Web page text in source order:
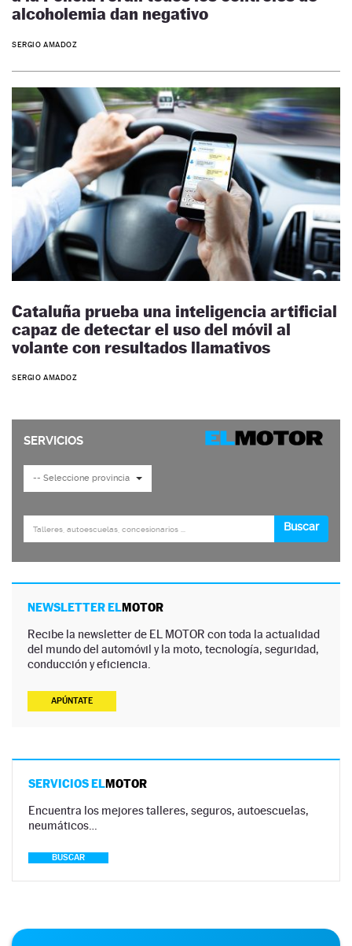
alcoholemia dan negativo
SERGIO AMADOZ
Cataluña prueba una inteligencia artificial
capaz de detectar el uso del móvil al
volante con resultados llamativos
SERGIO AMADOZ
NEWSLETTER ELMOTOR
Recibe la newsletter de EL MOTOR con toda la actualidad
del mundo del automóvil y la moto, tecnología, seguridad,
conducción y eficiencia.
APÚNTATE
SERVICIOS ELMOTOR
Encuentra los mejores talleres, seguros, autoescuelas,
neumáticos…
BUSCAR